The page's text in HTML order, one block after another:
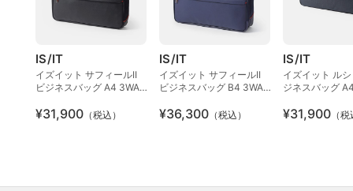
IS/IT
イズイット サフィールII
ビジネスバッグ A4 3WAY
¥31,900 （税込）
IS/IT
イズイット サフィールII
ビジネスバッグ B4 3WAY
応 【2025年夏 / テレビ朝
日水曜ドラマ使用商品】
¥36,300 （税込）
IS/IT
イズイット ル
ジネスバッグ
¥31,900 （